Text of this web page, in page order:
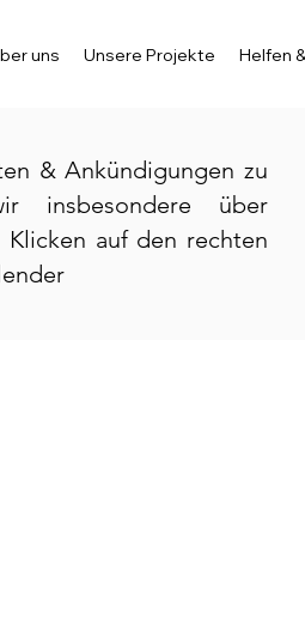
uns Unsere Projekte Helfen
& Ankündigungen zu
insbesondere über
auf den rechten